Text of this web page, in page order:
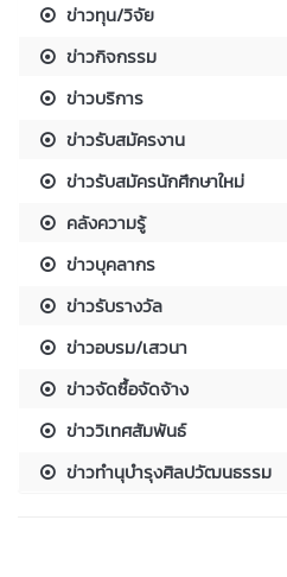
ข่าวทุน/วิจัย
ข่าวกิจกรรม
ข่าวบริการ
ข่าวรับสมัครงาน
ข่าวรับสมัครนักศึกษาใหม่
คลังความรู้
ข่าวบุคลากร
ข่าวรับรางวัล
ข่าวอบรม/เสวนา
ข่าวจัดซื้อจัดจ้าง
ข่าววิเทศสัมพันธ์
ข่าวทำนุบำรุงศิลปวัฒนธรรม